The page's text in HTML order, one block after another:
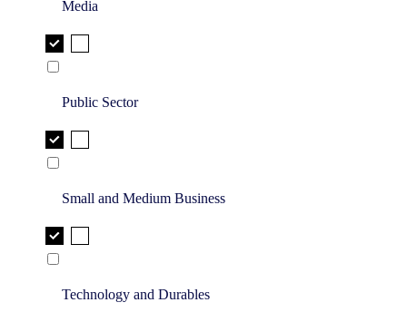
Media
Public Sector
Small and Medium Business
Technology and Durables